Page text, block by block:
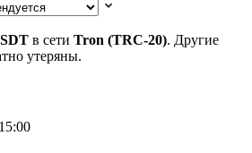
в сети Tron (TRC-20). Другие
утеряны.
15:00